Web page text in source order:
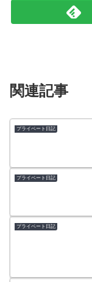
関連記事
プライベート日記
プライベート日記
プライベート日記